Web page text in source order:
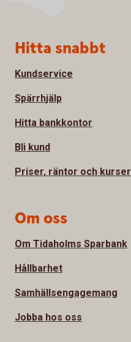
Sidfot
Hitta snabbt
Kundservice
Spärrhjälp
Hitta bankkontor
Bli kund
Priser, räntor och kurser
Om oss
Om Tidaholms Sparbank
Hållbarhet
Samhällsengagemang
Jobba hos oss